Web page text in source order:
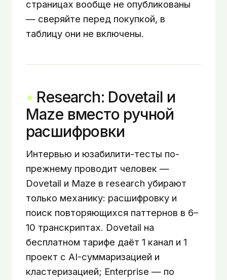
страницах вообще не опубликованы
— сверяйте перед покупкой, в
таблицу они не включены.
Research: Dovetail и
Maze вместо ручной
расшифровки
Интервью и юзабилити-тесты по-
прежнему проводит человек —
Dovetail и Maze в research убирают
только механику: расшифровку и
поиск повторяющихся паттернов в 6–
10 транскриптах. Dovetail на
бесплатном тарифе даёт 1 канал и 1
проект с AI-суммаризацией и
кластеризацией; Enterprise — по